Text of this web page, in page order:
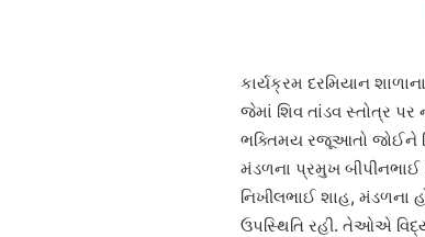
કાર્યક્રમ દરમિયાન
જેમાં શિવ તાંડવ સ્તોત્ર
ભક્તિમય રજૂઆતો જોઈને
મંડળના પ્રમુખ બીપીનભાઈ
નિખીલભાઈ શાહ, મંડળના
ઉપસ્થિતિ રહી. તેઓએ